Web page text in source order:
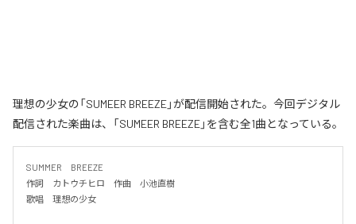
理想の少女の「SUMEER BREEZE」が配信開始された。今回デジタル
配信された楽曲は、「SUMEER BREEZE」を含む全1曲となっている。
SUMMER　BREEZE
作詞　カトウチヒロ　作曲　小池直樹
歌唱　理想の少女